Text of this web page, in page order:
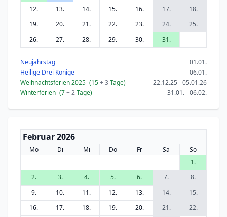
12.
13. 14. 15. 16. 17.
18.
19.
20. 21. 22. 23. 24.
25.
26.
27. 28. 29. 30. 31.
Neujahrstag
01.01.
Heilige Drei Könige
06.01.
Weihnachtsferien 2025 (15+ 3 Tage)
22.12.25 - 05.01.26
Winterferien (7+ 2Tage) 31.01. - 06.02.
Februar 2026
Mo Di Mi Do Fr Sa
So
1.
2.
3. 4. 5. 6. 7.
8.
9.
10. 11. 12. 13. 14.
15.
16.
17. 18. 19. 20. 21.
22.